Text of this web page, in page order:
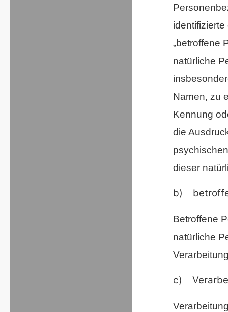
„betroffene
natürliche
Namen, zu
Kennung
die
dieser
b)
Betroffene
natürliche
c)